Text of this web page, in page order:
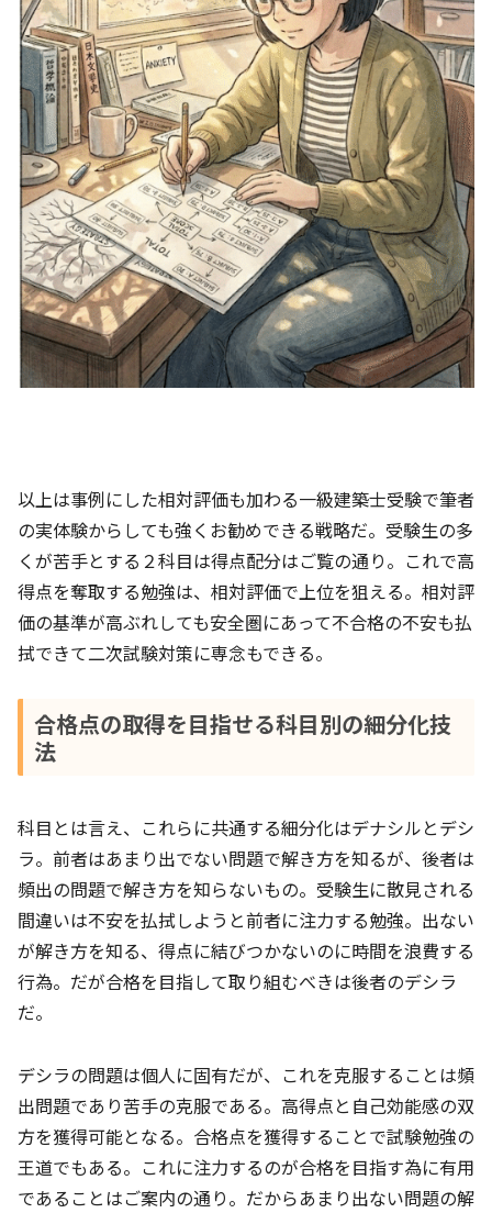
以上は事例にした相対評価も加わる一級建築士受験で筆者
の実体験からしても強くお勧めできる戦略だ。受験生の多
くが苦手とする２科目は得点配分はご覧の通り。これで高
得点を奪取する勉強は、相対評価で上位を狙える。相対評
価の基準が高ぶれしても安全圏にあって不合格の不安も払
拭できて二次試験対策に専念もできる。
合格点の取得を目指せる科目別の細分化技
法
科目とは言え、これらに共通する細分化はデナシルとデシ
ラ。前者はあまり出でない問題で解き方を知るが、後者は
頻出の問題で解き方を知らないもの。受験生に散見される
間違いは不安を払拭しようと前者に注力する勉強。出ない
が解き方を知る、得点に結びつかないのに時間を浪費する
行為。だが合格を目指して取り組むべきは後者のデシラ
だ。
デシラの問題は個人に固有だが、これを克服することは頻
出問題であり苦手の克服である。高得点と自己効能感の双
方を獲得可能となる。合格点を獲得することで試験勉強の
王道でもある。これに注力するのが合格を目指す為に有用
であることはご案内の通り。だからあまり出ない問題の解